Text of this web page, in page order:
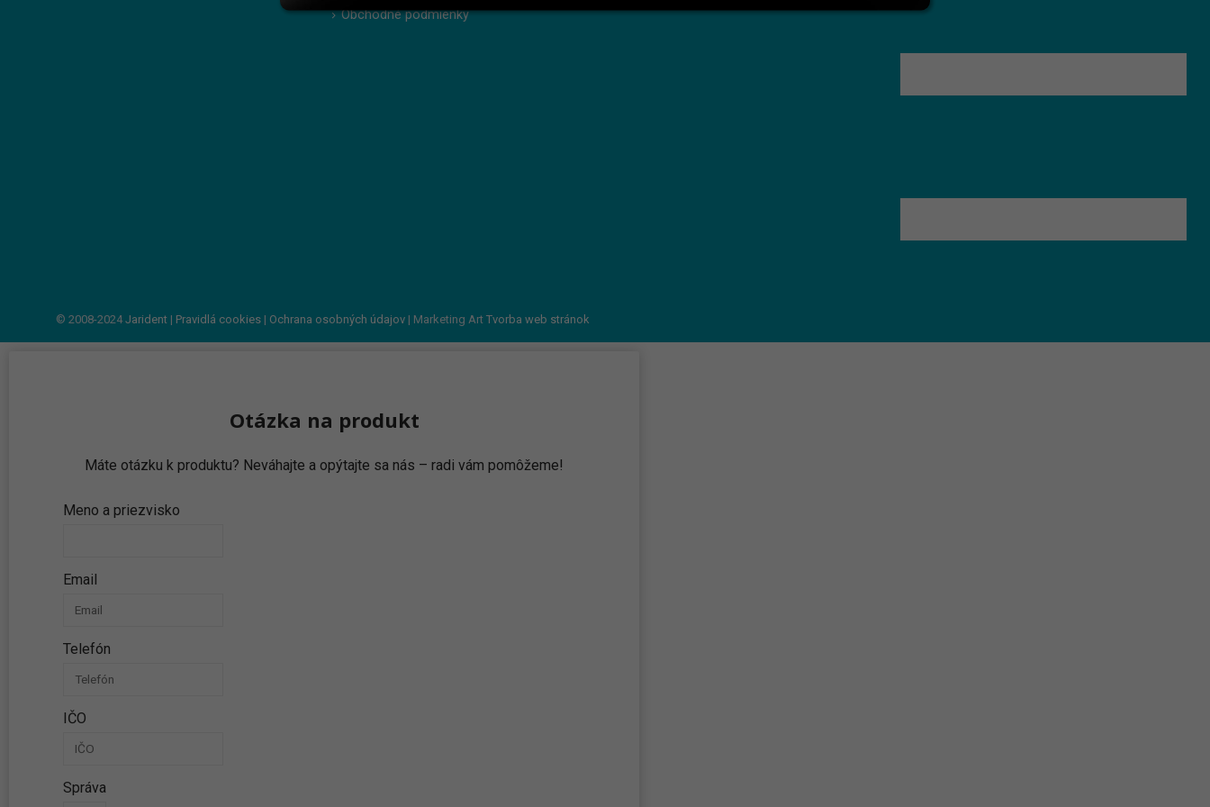
Obchodné podmienky
© 2008-2024Jarident | Pravidlá cookies | Ochrana osobných údajov | Marketing Art Tvorba web stránok
Otázka na produkt
Máte otázku k produktu? Neváhajte a opýtajte sa nás – radi vám pomôžeme!
Meno a priezvisko
Email
Telefón
IČO
Správa